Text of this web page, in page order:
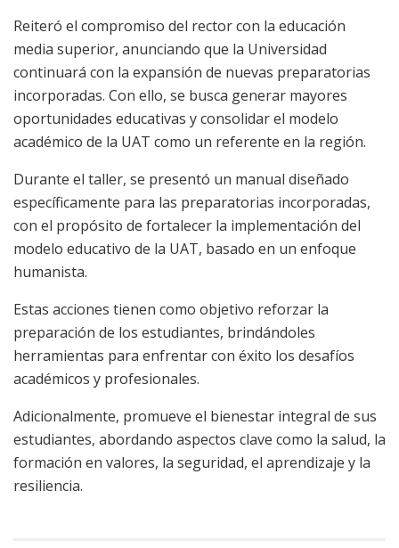
Reiteró el compromiso del rector con la educación
media superior, anunciando que la Universidad
continuará con la expansión de nuevas preparatorias
incorporadas. Con ello, se busca generar mayores
oportunidades educativas y consolidar el modelo
académico de la UAT como un referente en la región.
Durante el taller, se presentó un manual diseñado
específicamente para las preparatorias incorporadas,
con el propósito de fortalecer la implementación del
modelo educativo de la UAT, basado en un enfoque
humanista.
Estas acciones tienen como objetivo reforzar la
preparación de los estudiantes, brindándoles
herramientas para enfrentar con éxito los desafíos
académicos y profesionales.
Adicionalmente, promueve el bienestar integral de sus
estudiantes, abordando aspectos clave como la salud, la
formación en valores, la seguridad, el aprendizaje y la
resiliencia.